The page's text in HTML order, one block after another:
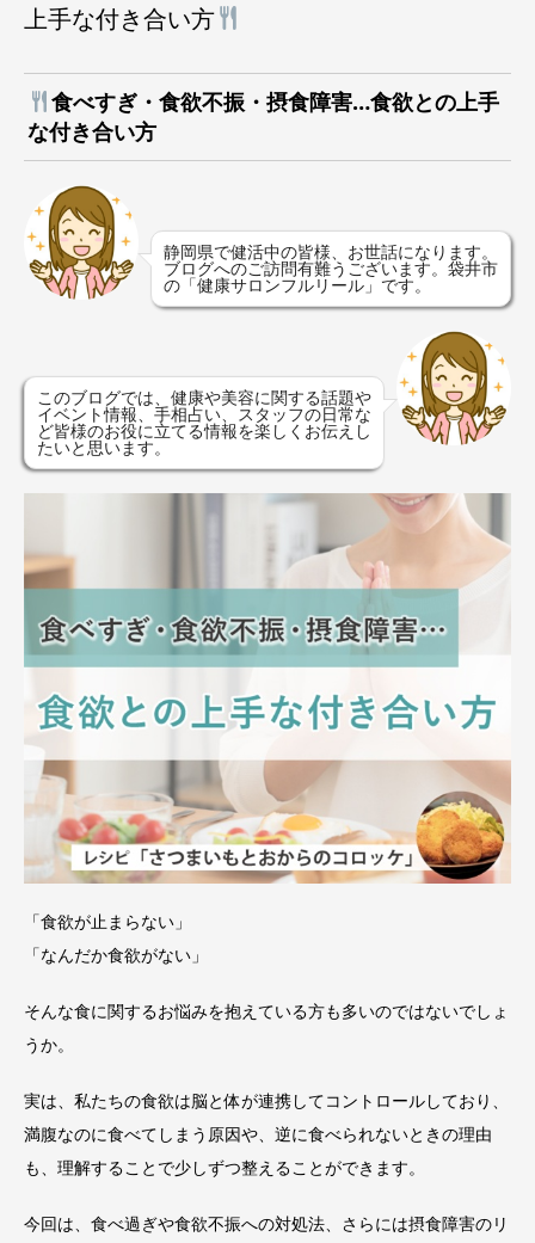
上手な付き合い方
食べすぎ・食欲不振・摂食障害…食欲との上手
な付き合い方
静岡県で健活中の皆様、お世話になります。
ブログへのご訪問有難うございます。袋井市
の「健康サロンフルリール」です。
このブログでは、健康や美容に関する話題や
イベント情報、手相占い、スタッフの日常な
ど皆様のお役に立てる情報を楽しくお伝えし
たいと思います。
「食欲が止まらない」
「なんだか食欲がない」
そんな食に関するお悩みを抱えている方も多いのではないでしょ
うか。
実は、私たちの食欲は脳と体が連携してコントロールしており、
満腹なのに食べてしまう原因や、逆に食べられないときの理由
も、理解することで少しずつ整えることができます。
今回は、食べ過ぎや食欲不振への対処法、さらには摂食障害のリ